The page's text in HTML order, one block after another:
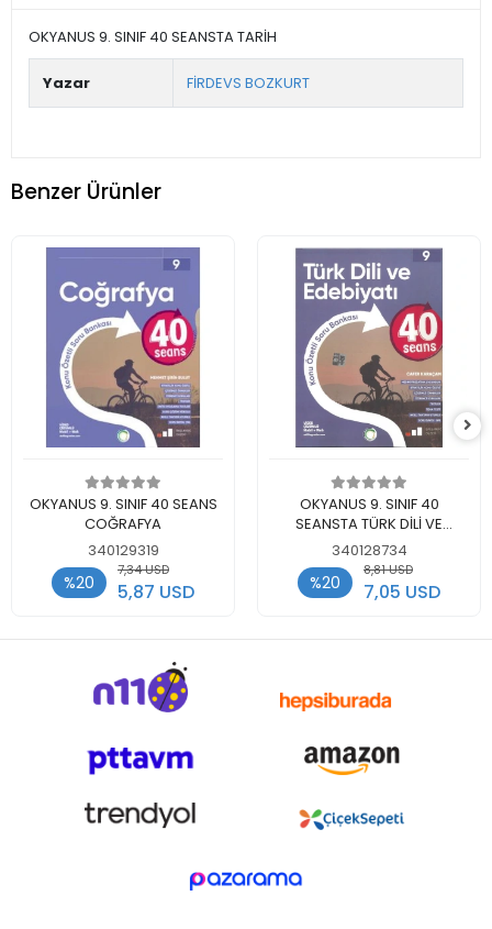
OKYANUS 9. SINIF 40 SEANSTA TARİH
Yazar FİRDEVS BOZKURT
Benzer Ürünler
Add to cart
OKYANUS 9. SINIF 40 SEANS
COĞRAFYA
340129319
%20
7,34 USD
5,87 USD
Add to cart
OKYANUS 9. SINIF 40
SEANSTA TÜRK DİLİ VE
EDEBİYATI
340128734
%20
8,81 USD
7,05 USD